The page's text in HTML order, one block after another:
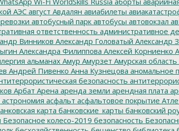
АЭС август Авдалян авиабилеты
автобусный парк автобусы автовокзал
ответственность административное
Винников Александр Головатый Александр
Александра Филиппова Алексей Корниенко
альманах Амур Амурзет Амурская область
Андрей Пивенко Анна Кузнецова аномальное
безопасность
Арбат Арена аренда земли арендная плата
астрономия асфальт асфальтовое покрытие
карта банковские_карты банковский
Безопасное колесо-2019 безопасность